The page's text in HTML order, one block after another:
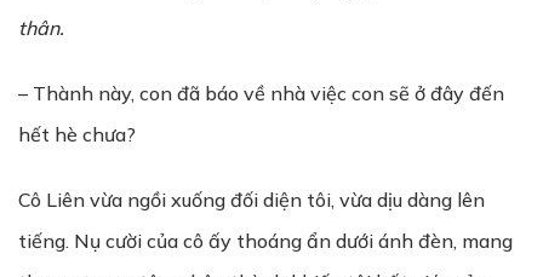
thân.
– Thành này, con đã báo về nhà việc con sẽ ở đây đến
hết hè chưa?
Cô Liên vừa ngồi xuống đối diện tôi, vừa dịu dàng lên
tiếng. Nụ cười của cô ấy thoáng ẩn dưới ánh đèn, mang